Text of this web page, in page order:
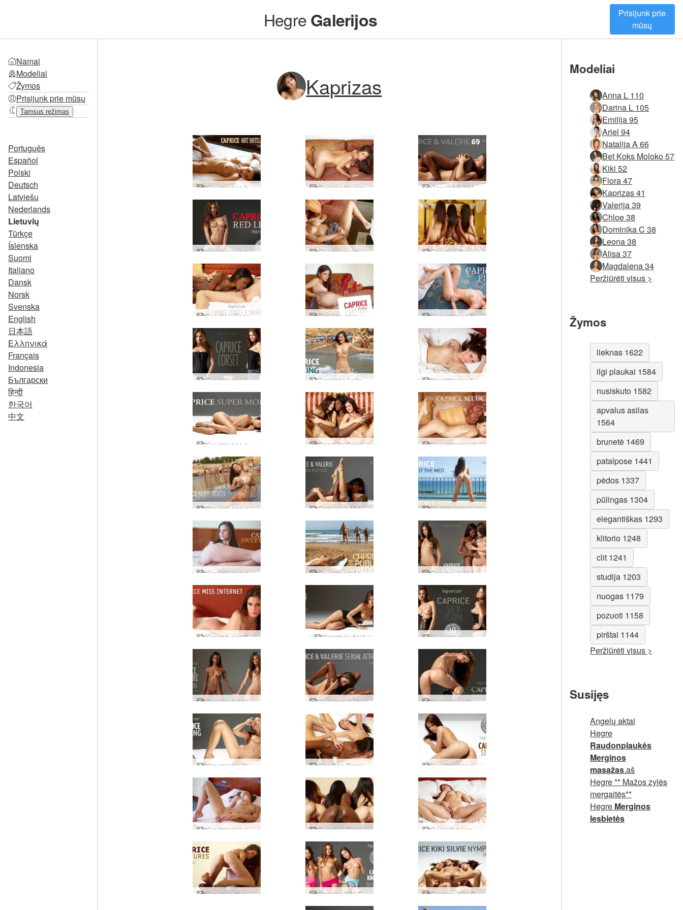
HegreGalerijos
Prisijunk prie
mūsų
Namai
Modeliai
Žymos
Prisijunk prie mūsų
Tamsus režimas
Português
Español
Polski
Deutsch
Latviešu
Nederlands
Lietuvių
Türkçe
Íslenska
Suomi
Italiano
Dansk
Norsk
Svenska
English
日本語
Ελληνικά
Français
Indonesia
Български
हिन्दी
한국어
中文
Kaprizas
Kaprizingas karštas viešbučio masažas Caprice lounge 1 dalis Caprice ir Valerie 69
Kaprizingos raudonos lūpos Caprice cam girl 1 dalis Candice Caprice ir Valerie trise
Candice Caprice ir Valerie seksas1 dalis Caprice cam girl 2 dalis Kaprizingas flirtas
Kaprizingas korsetas Kaprizas kelia bangas Kaprizingos baltos kelnaitės
Candice Caprice Valerie 3 merginos išėjo į lauką Kaprizingas viliojimas
Kaprizingas nuogas paplūdimys Caprice ir Valerie misionieriaus pareigos Kaprizingas vaizdas į med
Kaprizingas saldumas Caprice viešasis paplūdimys Caprice ir Valerie prototipai
Kaprizė pasiilgsta interneto Kaprizas žavi Kaprizingo sekso piktograma
Caprice ir Valerie yin ir yang Kaprizas ir Valerija seksualinis potraukis Kaprizinga fantazijos formulė
Kaprizingas grožio tyrimas
Kaprizingas savęs stimuliavimas Candice Caprice Valerie trigubas malonumas
Kaprizas fiksuoja Caprice Kiki Silvie viliojanti trijulė Caprice Kiki Silvie deivės
Modeliai
Anna L 110
Darina L 105
Emilija 95
Ariel 94
Natalija A 66
Bet Koks Moloko 57
Kiki 52
Flora 47
Kaprizas 41
Valerija 39
Chloe 38
Dominika C 38
Leona 38
Alisa 37
Magdalena 34
Peržiūrėti visus >
Žymos
lieknas 1622
ilgi plaukai 1584
nusiskuto 1582
apvalus asilas
1564
brunetė 1469
patalpose 1441
pėdos 1337
pūlingas 1304
elegantiškas 1293
klitorio 1248
clit 1241
studija 1203
nuogas 1179
pozuoti 1158
pirštai 1144
Peržiūrėti visus >
Susijęs
Angelų aktai
Hegre
Raudonplaukės
Merginos
masažas.aš
Hegre ** Mažos zylės
mergaitės**
Hegre Merginos
lesbietės